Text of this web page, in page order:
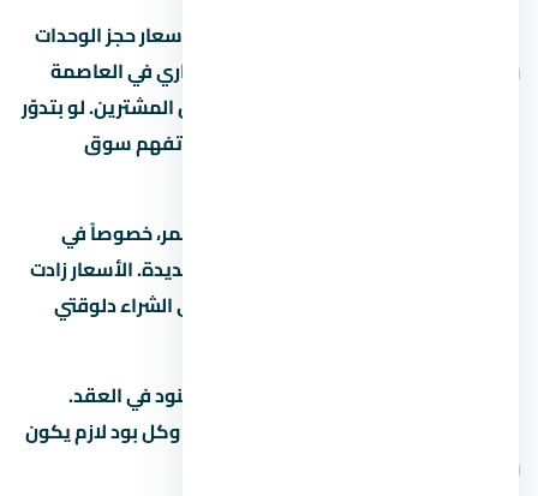
مول ميد زي العاصمة الإدارية الجديدة – أسعار حجز الوحدات
وأفضل أنظمة التقسيط 2026 مشروع عقاري في العاصمة
الإدارية الجديدة بيستهدف فئة معينة من المشترين. لو بتدوّر
على وحدة للسكن أو الاستثمار، المفروض تفهم سوق
السوق العقاري في مصر بيشهد نمو مستمر، خصوصاً في
المناطق الجديدة زي العاصمة الإدارية الجديدة. الأسعار زادت
بنسبة 15% لـ25% في آخر سنتين، وده بيخلي الشراء دلوقتي
قبل ما تحجز في تأكد من إنك فاهم كل البنود في العقد.
العقد هو الحماية الوحيدة ليك كمشتري، وكل بود لازم يكون
واضح ومحدد.